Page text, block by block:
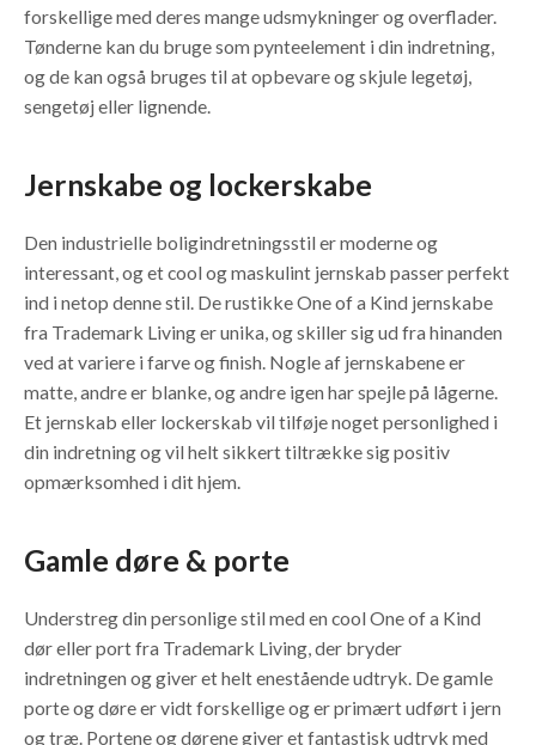
forskellige med deres mange udsmykninger og overflader.
Tønderne kan du bruge som pynteelement i din indretning,
og de kan også bruges til at opbevare og skjule legetøj,
sengetøj eller lignende.
Jernskabe og lockerskabe
Den industrielle boligindretningsstil er moderne og
interessant, og et cool og maskulint jernskab passer perfekt
ind i netop denne stil. De rustikke One of a Kind jernskabe
fra Trademark Living er unika, og skiller sig ud fra hinanden
ved at variere i farve og finish. Nogle af jernskabene er
matte, andre er blanke, og andre igen har spejle på lågerne.
Et jernskab eller lockerskab vil tilføje noget personlighed i
din indretning og vil helt sikkert tiltrække sig positiv
opmærksomhed i dit hjem.
Gamle døre & porte
Understreg din personlige stil med en cool One of a Kind
dør eller port fra Trademark Living, der bryder
indretningen og giver et helt enestående udtryk. De gamle
porte og døre er vidt forskellige og er primært udført i jern
og træ. Portene og dørene giver et fantastisk udtryk med